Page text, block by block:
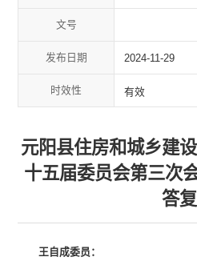
文号
发布日期 2024-11-29
时效性 有效
元阳县住房和城乡建
十五届委员会第三次
答复
王自成委员：